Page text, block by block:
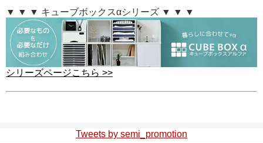
▼ ▼ ▼ キューブボックスαシリーズ ▼ ▼ ▼
シリーズページこちら >>
Tweets by semi_promotion